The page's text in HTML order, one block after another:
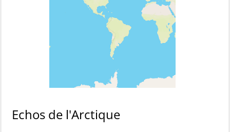
Echos de l'Arctique